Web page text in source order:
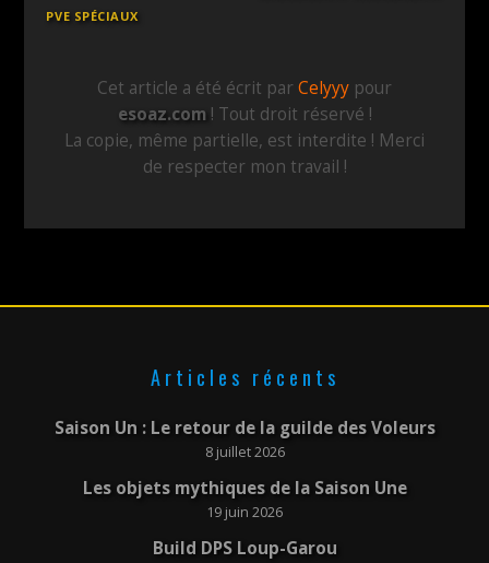
PVE SPÉCIAUX
Cet article a été écrit par Celyyy pour
esoaz.com ! Tout droit réservé !
La copie, même partielle, est interdite ! Merci
de respecter mon travail !
Articles récents
Saison Un : Le retour de la guilde des Voleurs
8 juillet 2026
Les objets mythiques de la Saison Une
19 juin 2026
Build DPS Loup-Garou